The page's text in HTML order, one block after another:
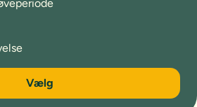
Vælg